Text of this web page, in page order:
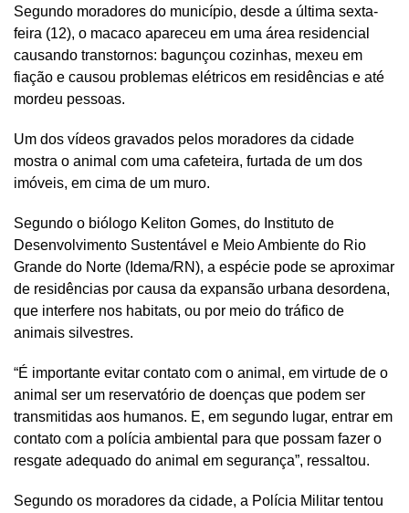
Segundo moradores do município, desde a última sexta-
feira (12), o macaco apareceu em uma área residencial
causando transtornos: bagunçou cozinhas, mexeu em
fiação e causou problemas elétricos em residências e até
mordeu pessoas.
Um dos vídeos gravados pelos moradores da cidade
mostra o animal com uma cafeteira, furtada de um dos
imóveis, em cima de um muro.
Segundo o biólogo Keliton Gomes, do Instituto de
Desenvolvimento Sustentável e Meio Ambiente do Rio
Grande do Norte (Idema/RN), a espécie pode se aproximar
de residências por causa da expansão urbana desordena,
que interfere nos habitats, ou por meio do tráfico de
animais silvestres.
“É importante evitar contato com o animal, em virtude de o
animal ser um reservatório de doenças que podem ser
transmitidas aos humanos. E, em segundo lugar, entrar em
contato com a polícia ambiental para que possam fazer o
resgate adequado do animal em segurança”, ressaltou.
Segundo os moradores da cidade, a Polícia Militar tentou